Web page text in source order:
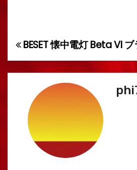
投
稿
ビ
ゲ
BESET 懐中電灯 Beta VI